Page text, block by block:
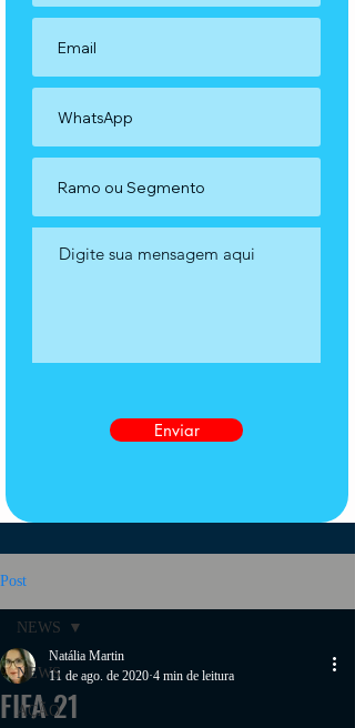
Enviar
Post
NEWS
AÇÃO
NEWS
FIFA 21
Natália Martin
11 de ago. de 2020 4 min de leitura